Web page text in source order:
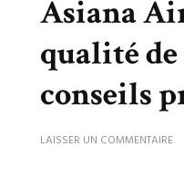
Asiana
qualité
conseils
LAISSER UN COMMENTAIRESUR